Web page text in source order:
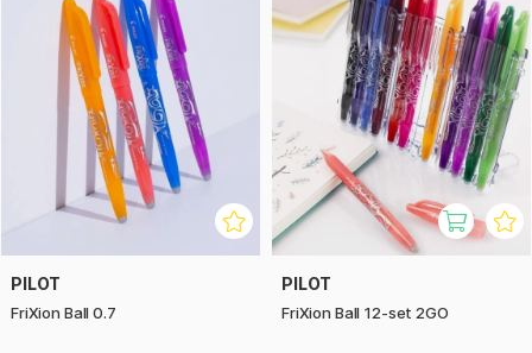
Puntbreedte: 0,7 mm. Schrijftbreedte: 0,35 mm. Penlichaam
in dezelfde kleur als de inkt. De pennen zijn navulbaar met
FriXion 0,7 mm navullingen of FriXion-navullingen in andere
puntbreedtes. Het wisgedeelte is slijtvast.
Vanwege de uitwisbare inkt mag FriXion Ball niet worden
gebruikt voor handtekeningen, juridische documenten of
andere documenten waarbij de tekst permanent moet zijn.
PILOT
FriXion Ball 0.7
PILOT
FriXion Ball 12-set 2GO